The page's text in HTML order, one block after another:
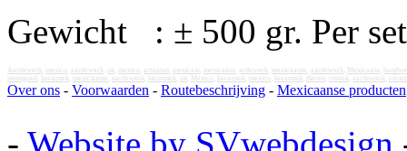
Gewicht : ± 500 gr. Per
Aardewerk mexico aardewerk mexico artisanat mexicain mexicaans ardewerk mexicaanse aardewerk Mexicaans
steengoed
keramiek mexicaanse aardewerk keramiek Mexico keramiek mexico keramiek rustiek aardewerk
Over ons - Voorwaarden - Routebeschrijving - Mexicaanse producten